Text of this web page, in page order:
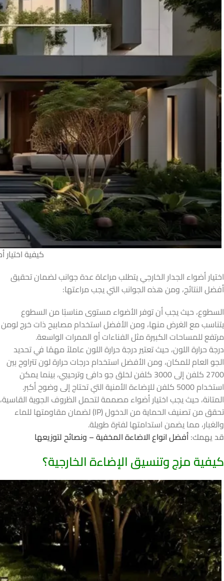
كيفية
اختيار أضواء الجدار الخارجي يتطلب مراعاة عدة جوانب لضمان تحقيق
أفضل النتائج، ومن هذه الجوانب التي يجب مراعتها:
السطوع، حيث يجب أن توفر الأضواء مستوى مناسبًا من السطوع
يتناسب مع الغرض منها، ومن الأفضل استخدام مصابيح ذات خرج لومن
مرتفع للمساحات الكبيرة مثل الفناءات أو الممرات الواسعة.
درجة حرارة اللون، حيث تعتير درجة حرارة اللون عاملاً مهمًا في تحديد
الجو العام للمكان، ومن الأفضل استخدام درجات حرارة لون تتراوح بين
2700 كلفن إلى 3000 كلفن لخلق جو دافئ وترحيبي، بينما يمكن
استخدام 5000 كلفن للإضاءة الأمنية التي تحتاج إلى وضوح أكبر.
المتانة، حيث يجب اختيار أضواء مصممة لتحمل الظروف الجوية القاسية،
تحقق من تصنيف الحماية من الدخول (IP) لضمان مقاومتها للماء
والغبار، مما يضمن استدامتها لفترة طويلة.
قد يهمك:أفضل انواع الاضاءة المخفية – ونصائح لتوزيعها
كيفية مزج وتنسيق الإضاءة الخارجية؟